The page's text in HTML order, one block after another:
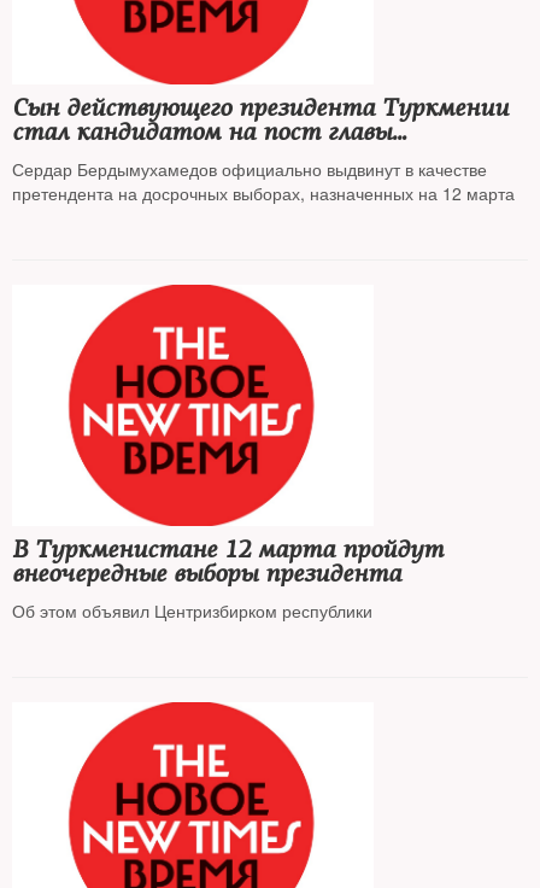
Сын действующего президента Туркмении
стал кандидатом на пост главы
государства
Сердар Бердымухамедов официально выдвинут в качестве
претендента на досрочных выборах, назначенных на 12 марта
В Туркменистане 12 марта пройдут
внеочередные выборы президента
Об этом объявил Центризбирком республики